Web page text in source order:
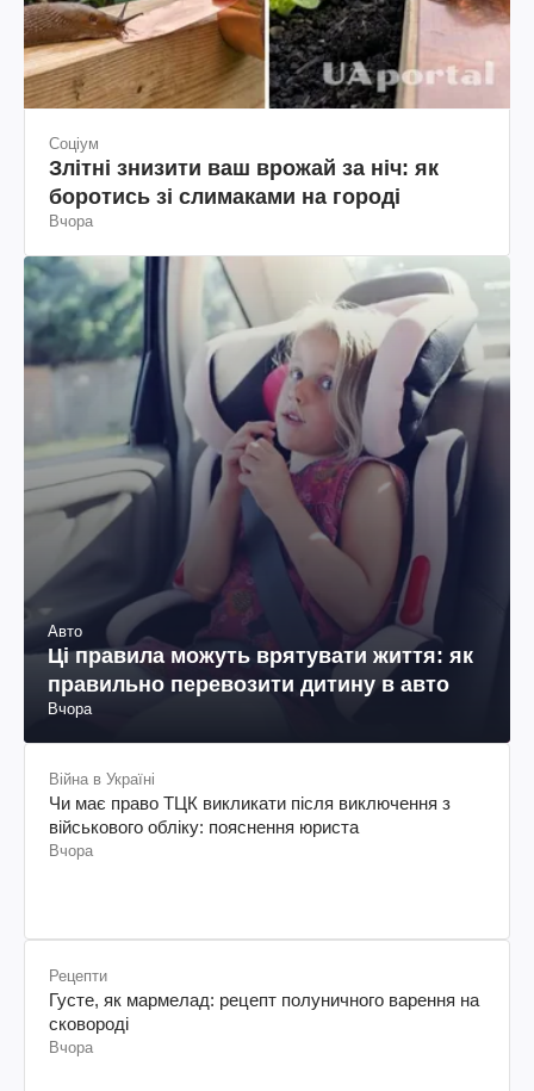
Соціум
Злітні знизити ваш врожай за ніч: як
боротись зі слимаками на городі
Вчора
Авто
Ці правила можуть врятувати життя: як
правильно перевозити дитину в авто
Вчора
Війна в Україні
Чи має право ТЦК викликати після виключення з
військового обліку: пояснення юриста
Вчора
Рецепти
Густе, як мармелад: рецепт полуничного варення на
сковороді
Вчора